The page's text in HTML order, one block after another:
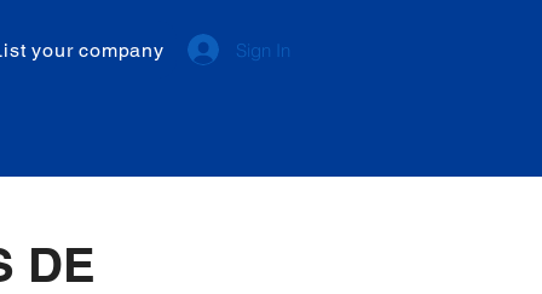
your company Sign In
DE